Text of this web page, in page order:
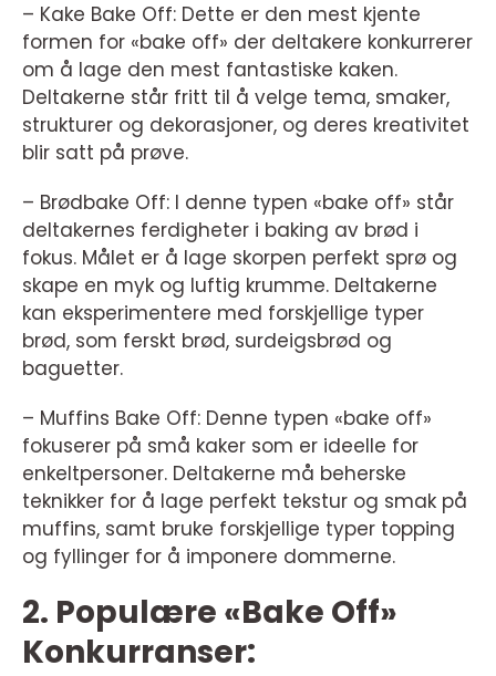
– Kake Bake Off: Dette er den mest kjente
formen for «bake off» der deltakere konkurrerer
om å lage den mest fantastiske kaken.
Deltakerne står fritt til å velge tema, smaker,
strukturer og dekorasjoner, og deres kreativitet
blir satt på prøve.
– Brødbake Off: I denne typen «bake off» står
deltakernes ferdigheter i baking av brød i
fokus. Målet er å lage skorpen perfekt sprø og
skape en myk og luftig krumme. Deltakerne
kan eksperimentere med forskjellige typer
brød, som ferskt brød, surdeigsbrød og
baguetter.
– Muffins Bake Off: Denne typen «bake off»
fokuserer på små kaker som er ideelle for
enkeltpersoner. Deltakerne må beherske
teknikker for å lage perfekt tekstur og smak på
muffins, samt bruke forskjellige typer topping
og fyllinger for å imponere dommerne.
2. Populære «Bake Off»
Konkurranser: